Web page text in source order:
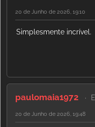
20 de Junho de 2026, 19:10
Simplesmente incrível.
paulomaia1972
20 de Junho de 2026, 19:48